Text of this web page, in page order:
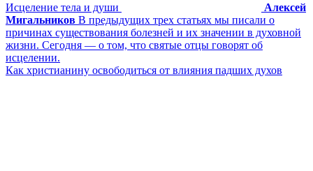
Исцеление тела и души
Алексей
Мигальников В предыдущих трех статьях мы писали о
причинах существования болезней и их значении в духовной
жизни. Сегодня — о том, что святые отцы говорят об
исцелении.
Как христианину освободиться от влияния падших духов